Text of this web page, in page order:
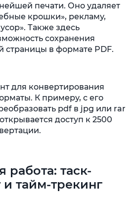
печати. Оно удаляет
крошки», рекламу,
Также здесь
сохранения
страницы в формате PDF.
для конвертирования
К примеру, с его
pdf в jpg или rar
доступ к 2500
работа: таск-
тайм-трекинг